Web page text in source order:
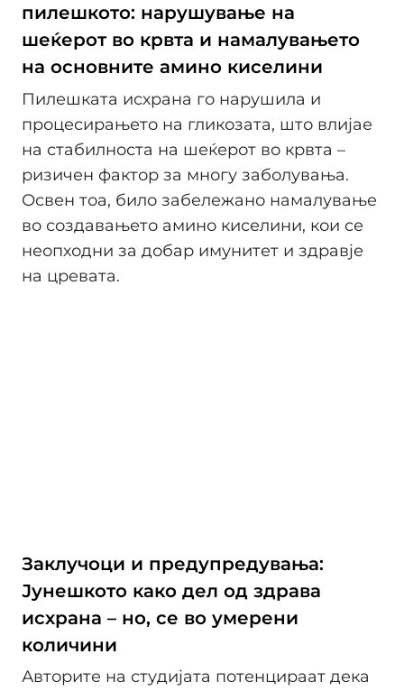
пилешкото: нарушување на
шеќерот во крвта и намалувањето
на основните амино киселини
Пилешката исхрана го нарушила и
процесирањето на гликозата, што влијае
на стабилноста на шеќерот во крвта –
ризичен фактор за многу заболувања.
Освен тоа, било забележано намалување
во создавањето амино киселини, кои се
неопходни за добар имунитет и здравје
на цревата.
Заклучоци и предупредувања:
Јунешкото како дел од здрава
исхрана – но, се во умерени
количини
Авторите на студијата потенцираат дека